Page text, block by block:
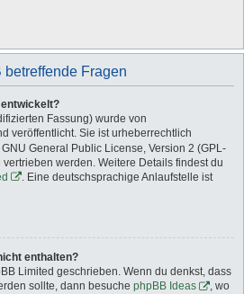
betreffende Fragen
Fassung) wurde von
veröffentlicht. Sie ist urheberrechtlich
General Public License, Version 2 (GPL-
werden. Weitere Details findest du
. Eine deutschsprachige Anlaufstelle ist
enthalten?
Limited geschrieben. Wenn du denkst, dass
sollte, dann besuche phpBB Ideas
, wo